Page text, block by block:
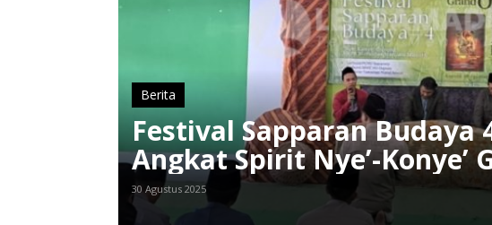
Berita
Festival Sapparan Budaya
Angkat Spirit Nye’-Konye’
30 Agustus 2025